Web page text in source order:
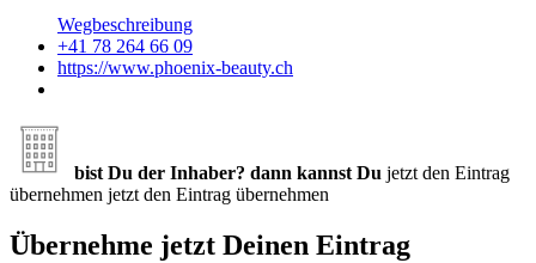
Wegbeschreibung
+41 78 264 66 09
https://www.phoenix-beauty.ch
bist Du der Inhaber? dann kannst Du jetzt den Eintrag
übernehmen jetzt den Eintrag übernehmen
Übernehme jetzt Deinen Eintrag